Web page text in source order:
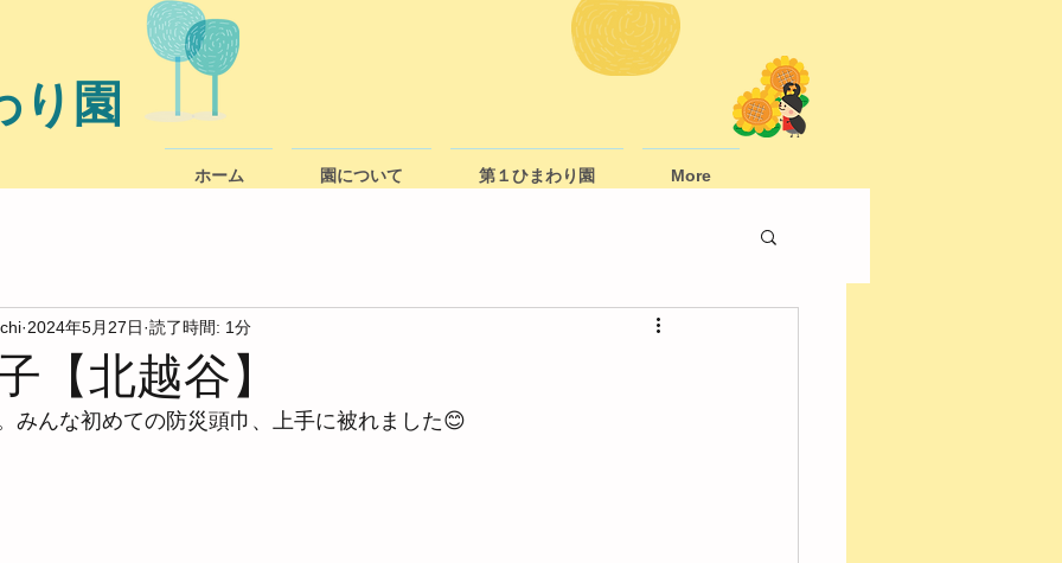
り園
ホーム 園について 第１ひまわり園 More
【北越谷】
2024年5月27日 読了時間: 1分
みんな初めての防災頭巾、上手に被れました😊